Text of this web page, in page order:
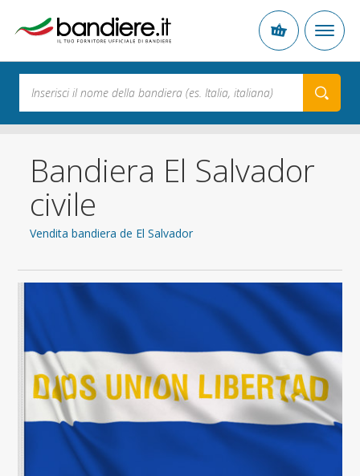
Bandiera El Salvador
civile
Vendita bandiera de El Salvador